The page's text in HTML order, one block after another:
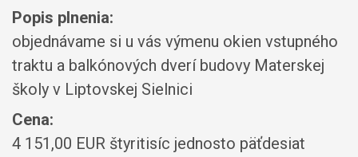
Popis plnenia:
objednávame si u vás výmenu okien vstupného
traktu a balkónových dverí budovy Materskej
školy v Liptovskej Sielnici
Cena:
4 151,00 EUR štyritisíc jednosto päťdesiat